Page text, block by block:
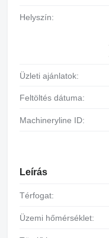
Helyszín:
Üzleti ajánlatok:
Feltöltés dátuma:
Machineryline ID:
Leírás
Térfogat:
Üzemi hőmérséklet: